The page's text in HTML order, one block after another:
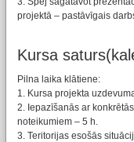
projektā – pastāvīgais
Kursa
Pilna laika klātiene:
1. Kursa projekta
2. Iepazīšanās ar
noteikumiem – 5 h.
3. Teritorijas esošās